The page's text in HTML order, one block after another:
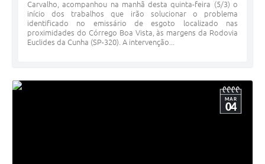
Carvalho, acompanhou na manhã desta quinta-feira (5/3) o
início dos trabalhos que irão solucionar o problema
identificado no emissário de esgoto localizado nas
proximidades do Córrego Boa Vista, às margens da Rodovia
Euclides da Cunha (SP-320). A intervenção...
MAR
04